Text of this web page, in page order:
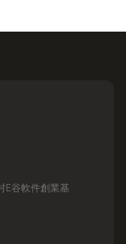
E谷軟件創業基